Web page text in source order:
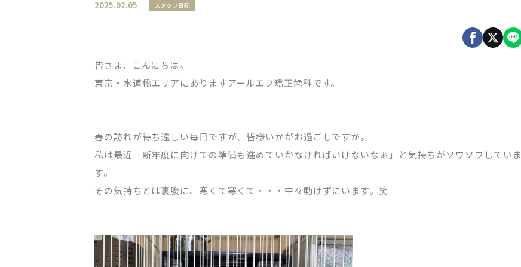
2025.02.05 スタッフ日記
皆さま、こんにちは。
東京・水道橋エリアにありますアールエフ矯正歯科です。
春の訪れが待ち遠しい毎日ですが、皆様いかがお過ごしですか。
私は最近「新年度に向けての準備も進めていかなければいけないなぁ」と気持ちがソワソワしていま
す。
その気持ちとは裏腹に、寒くて寒くて・・・中々動けずにいます。笑